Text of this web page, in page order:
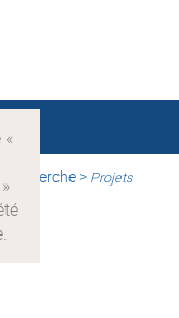
> Recherche > Projets